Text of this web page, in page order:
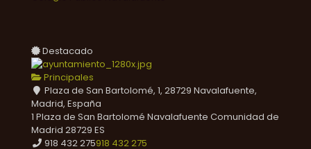
Destacado
Principales
Plaza de San Bartolomé, 1, 28729 Navalafuente,
Madrid, España
1 Plaza de San Bartolomé Navalafuente Comunidad de
Madrid 28729 ES
918 432 275918 432 275